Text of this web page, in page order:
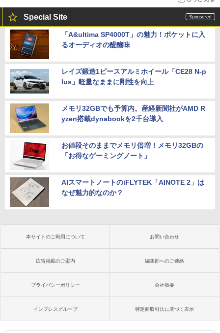
Special Site
「A&ultima SP4000T」の魅力！ポケットに入
るオーディオの醍醐味
レイズ鍛造1ピースアルミホイール「CE28 N-p
lus」軽量なままに剛性を向上
メモリ32GBでも予算内。産経新聞社がAMD R
yzen搭載dynabookを2千台導入
お値段そのままでメモリ倍増！メモリ32GBの
「お得なゲーミングノート」
AIスマートノートのiFLYTEK「AINOTE 2」は
なぜ魅力的なのか？
本サイトのご利用について お問い合わせ
広告掲載のご案内 編集部へのご連絡
プライバシーポリシー 会社概要
インプレスグループ 特定商取引法に基づく表示